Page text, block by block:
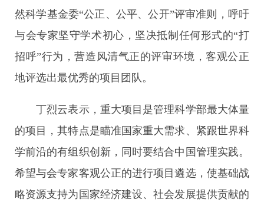
然科学基金委“公正、公平、公开”评审准则，呼吁
与会专家坚守学术初心，坚决抵制任何形式的“打
招呼”行为，营造风清气正的评审环境，客观公正
地评选出最优秀的项目团队。
丁烈云表示，重大项目是管理科学部最大体量
的项目，其特点是瞄准国家重大需求、紧跟世界科
学前沿的有组织创新，同时要结合中国管理实践。
希望与会专家客观公正的进行项目遴选，使基础战
略资源支持为国家经济建设、社会发展提供贡献的